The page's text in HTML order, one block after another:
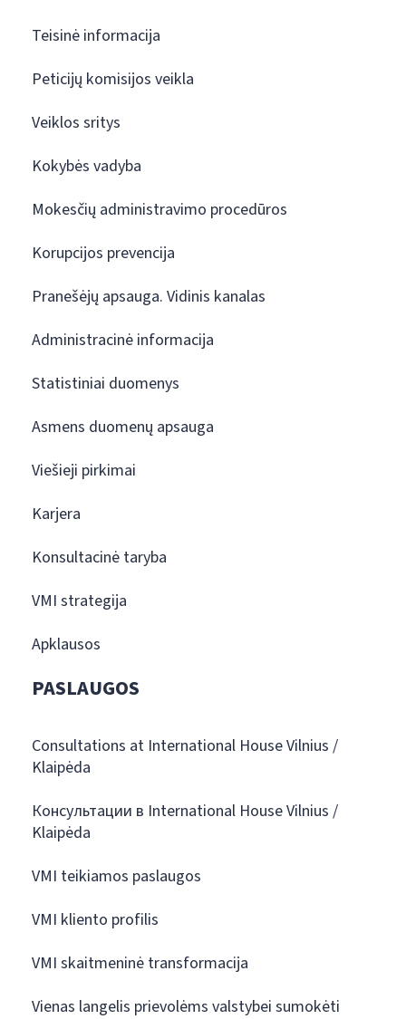
Teisinė informacija
Peticijų komisijos veikla
Veiklos sritys
Kokybės vadyba
Mokesčių administravimo procedūros
Korupcijos prevencija
Pranešėjų apsauga. Vidinis kanalas
Administracinė informacija
Statistiniai duomenys
Asmens duomenų apsauga
Viešieji pirkimai
Karjera
Konsultacinė taryba
VMI strategija
Apklausos
PASLAUGOS
Consultations at International House Vilnius /
Klaipėda
Консультации в International House Vilnius /
Klaipėda
VMI teikiamos paslaugos
VMI kliento profilis
VMI skaitmeninė transformacija
Vienas langelis prievolėms valstybei sumokėti